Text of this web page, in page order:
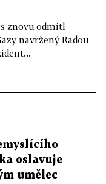
znovu odmítl
navržený Radou
oslavuje
umělec